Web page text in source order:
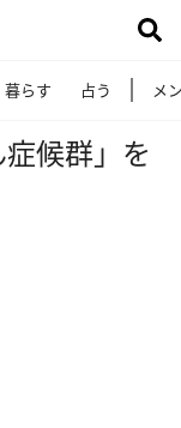
暮らす 占う メ
候群」を